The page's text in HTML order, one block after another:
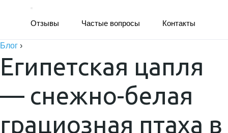
Отзывы Частые вопросы Контакты
Блог ›
Египетская цапля
— снежно-белая
грациозная птаха в